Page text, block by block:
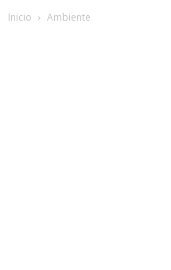
Inicio Ambiente